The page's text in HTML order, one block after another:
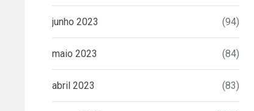
junho 2023 (94)
maio 2023 (84)
abril 2023 (83)